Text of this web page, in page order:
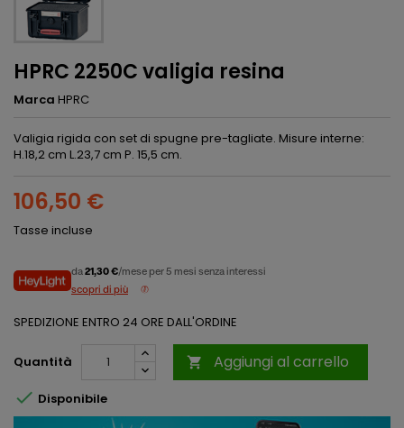
HPRC 2250C valigia resina
Marca HPRC
Valigia rigida con set di spugne pre-tagliate. Misure interne:
H.18,2 cm L.23,7 cm P. 15,5 cm.
106,50 €
Tasse incluse
da21,30 €/mese per 5 mesi senza interessi
scopri di più
SPEDIZIONE ENTRO 24 ORE DALL'ORDINE
Quantità  Aggiungi al carrello
 Disponibile